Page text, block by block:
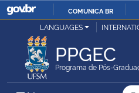
IR
COMUNICA BR
Ministério da Justiça e Segurança Pública
Ministério da Defesa
LANGUAGES
PPGEC
Programa de Pós-